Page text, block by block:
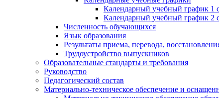
Календарный учебный график 1
Календарный учебный график 2
Численность обучающихся
Язык образования
Результаты приема, перевода,
Трудоустройство выпускников
Образовательные стандарты и требования
Руководство
Педагогический состав
Материально-техническое обеспечение и